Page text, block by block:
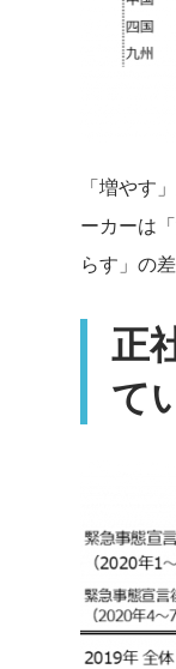
「増やす
ーカーは
らす」の
正
て